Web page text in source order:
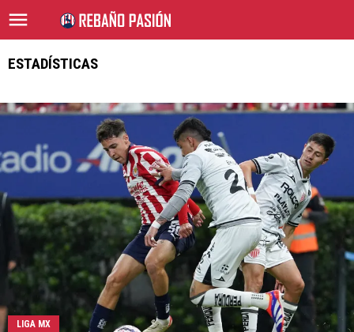
ESTADÍSTICAS
LIGA MX